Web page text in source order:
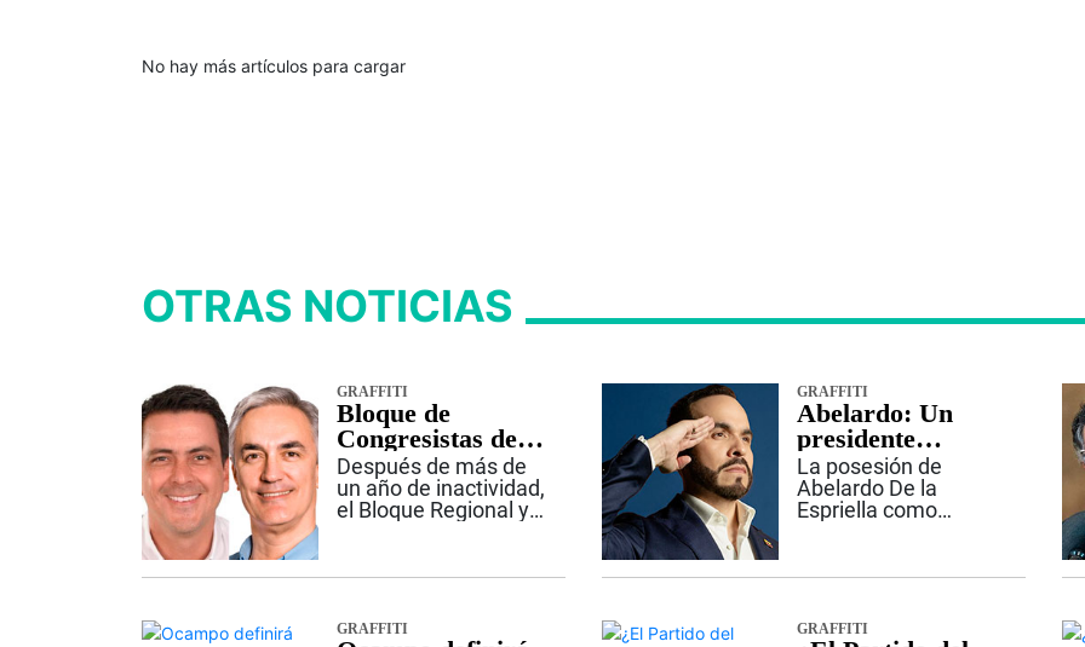
No hay más artículos para cargar
OTRAS NOTICIAS
GRAFFITI
Bloque de
Congresistas del
Valle se
reorganiza y elige
a Christian
Después de más de
un año de inactividad,
el Bloque Regional y
una nueva etapa. La
congresistas del
departamento acordó
GRAFFITI
Abelardo: Un
presidente
diferente
La posesión de
Abelardo De la
Espriella como
es solamente un
romper una tradición
de más de dos siglos
GRAFFITI GRAFFITI